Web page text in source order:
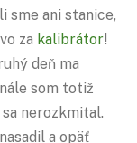
sme ani stanice,
za kalibrátor!
deň ma
som totiž
nerozkmital.
nasadil a opäť